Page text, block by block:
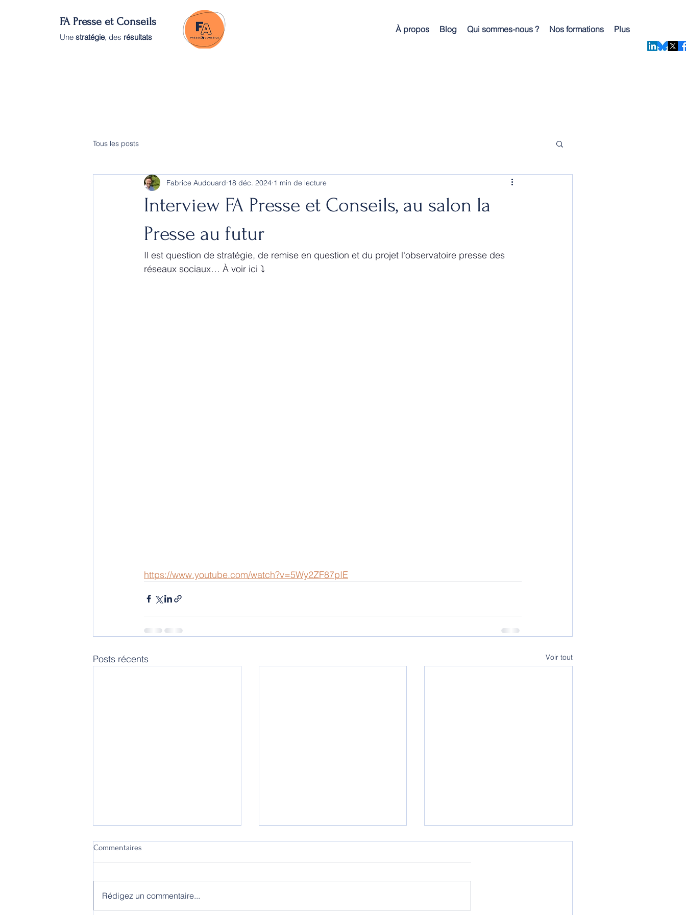
FA Presse et Conseils
Une stratégie, des résultats
À propos Blog Qui sommes-nous ? Nos formations Plus
Tous les posts
Interview FA Presse et Conseils, au salon la
Presse au futur
Fabrice Audouard 18 déc. 2024 1 min de lecture
Il est question de stratégie, de remise en question et du projet l'observatoire presse des
réseaux sociaux… À voir ici ⤵️
https://www.youtube.com/watch?v=5Wy2ZF87pIE
Posts récents Voir tout
Commentaires
Rédigez un commentaire...